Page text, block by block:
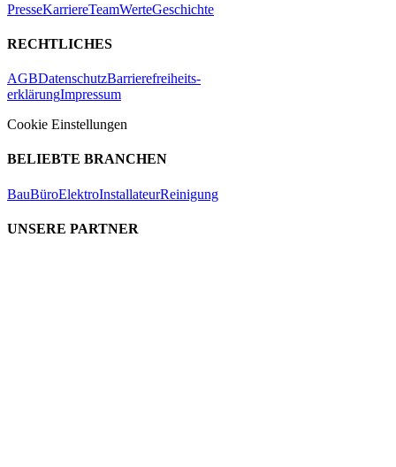
PresseKarriereTeamWerteGeschichte
RECHTLICHES
AGBDatenschutzBarrierefreiheits-
erklärungImpressum
Cookie Einstellungen
BELIEBTE BRANCHEN
BauBüroElektroInstallateurReinigung
UNSERE PARTNER